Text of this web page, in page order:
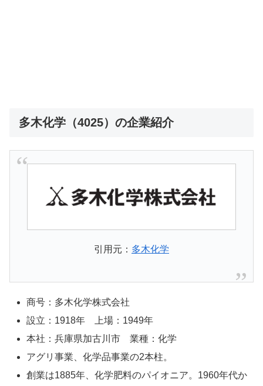
多木化学（4025）の企業紹介
引用元： 多木化学
商号：多木化学株式会社
設立：1918年 上場：1949年
本社：兵庫県加古川市 業種：化学
アグリ事業、化学品事業の2本柱。
創業は1885年、化学肥料のパイオニア。1960年代か